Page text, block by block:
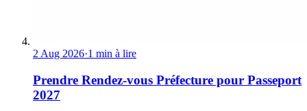
2 Aug 2026·1 min à lire
Prendre Rendez-vous Préfecture pour Passeport
2027